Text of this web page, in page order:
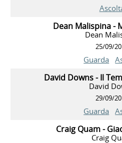
Dean Malispina -
Dean
25/09/
Guarda
David Downs - Il
David
29/09/
Guarda
Craig Quam -
Craig